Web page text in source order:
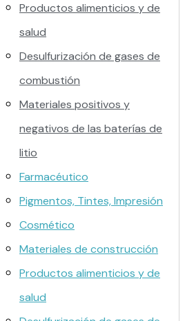
Productos alimenticios y de
salud
Desulfurización de gases de
combustión
Materiales positivos y
negativos de las baterías de
litio
Farmacéutico
Pigmentos, Tintes, Impresión
Cosmético
Materiales de construcción
Productos alimenticios y de
salud